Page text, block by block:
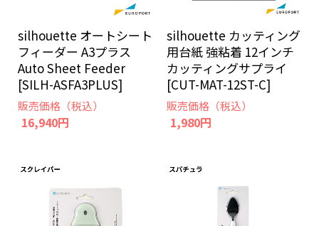
silhouette オートシート
フィーダー A3プラス
Auto Sheet Feeder
[SILH-ASFA3PLUS]
販売価格（税込）
16,940円
silhouette カッティング
用台紙 強粘着 12インチ
カッティングサプライ
[CUT-MAT-12ST-C]
販売価格（税込）
1,980円